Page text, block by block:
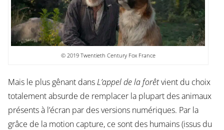
© 2019 Twentieth Century Fox France
Mais le plus gênant dansL’appel de la forêtvient du choix
totalement absurde de remplacer la plupart des animaux
présents à l’écran par des versions numériques. Par la
grâce de la motion capture, ce sont des humains (issus du